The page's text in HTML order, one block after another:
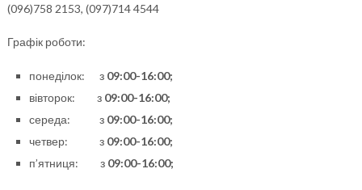
(096)758 2153, (097)714 4544
Графік роботи:
понеділок: з 09:00-16:00;
вівторок: з 09:00-16:00;
середа: з 09:00-16:00;
четвер: з 09:00-16:00;
п’ятниця: з 09:00-16:00;